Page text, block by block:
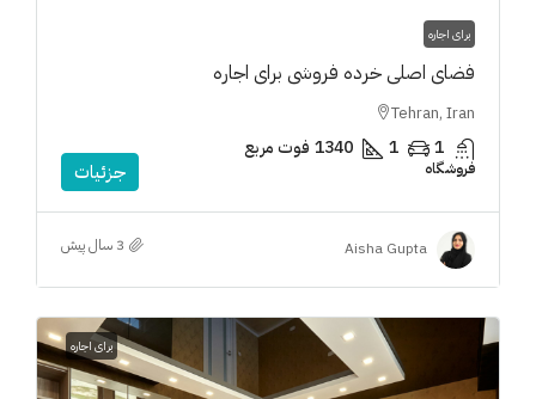
برای اجاره
فضای اصلی خرده فروشی برای اجاره
Tehran, Iran
1
1
1340 فوت مربع
فروشگاه جزئیات
Aisha Gupta 3 سال پیش
برای اجاره